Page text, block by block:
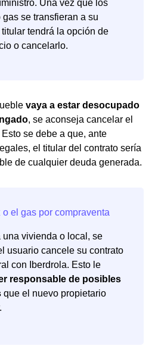
Una vez que los
se transfieran a su
tendrá la opción de
o cancelarlo.
vaya a estar desocupado
, se aconseja cancelar el
se debe a que, ante
el titular del contrato sería
de cualquier deuda generada.
una vivienda o local, se
usuario cancele su contrato
con Iberdrola. Esto le
responsable de posibles
que el nuevo propietario